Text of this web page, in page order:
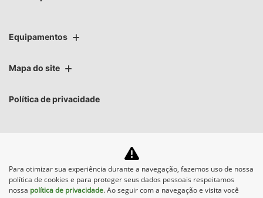
Equipamentos
Mapa do site
Política de privacidade
No trânsito, enxergar o
outro salva vidas.
Para otimizar sua experiência durante a navegação, fazemos uso de nossa
política de cookies e para proteger seus dados pessoais respeitamos
nossa política de privacidade. Ao seguir com a navegação e visita você